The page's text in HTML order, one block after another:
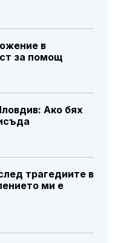
в
за помощ
Ако бях
трагедиите в
ми е